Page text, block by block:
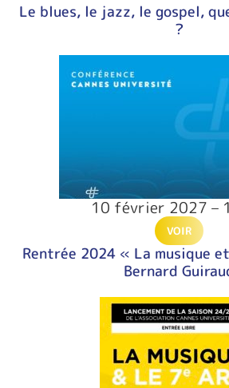
Le blues, le jazz, le gospel,
?
10 février 2027 –
VOIR
Rentrée 2024 « La musique
Bernard